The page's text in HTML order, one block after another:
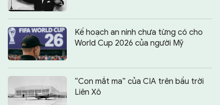
Kế hoạch an ninh chưa từng có cho
World Cup 2026 của người Mỹ
“Con mắt ma” của CIA trên bầu trời
Liên Xô